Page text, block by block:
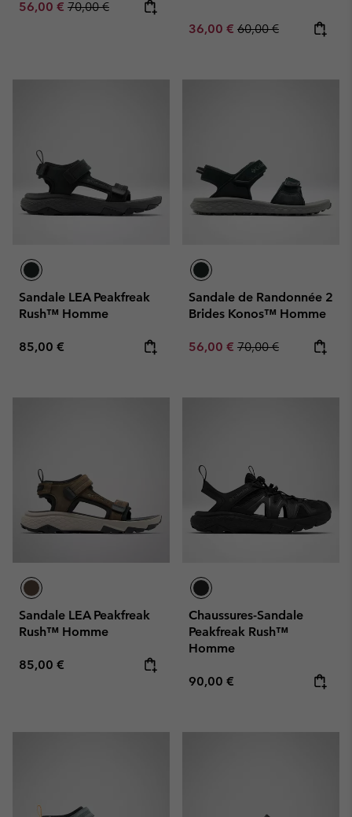
Sale price:
56,00 € Regular price:
70,00 €
Sale price:
36,00 € Regular price:
60,00 €
Sandale LEA Peakfreak
Rush™ Homme
Regular price:
85,00 €
Sandale de Randonnée 2
Brides Konos™ Homme
Sale price:
56,00 € Regular price:
70,00 €
Sandale LEA Peakfreak
Rush™ Homme
Regular price:
85,00 €
Chaussures-Sandale
Peakfreak Rush™
Homme
Regular price:
90,00 €